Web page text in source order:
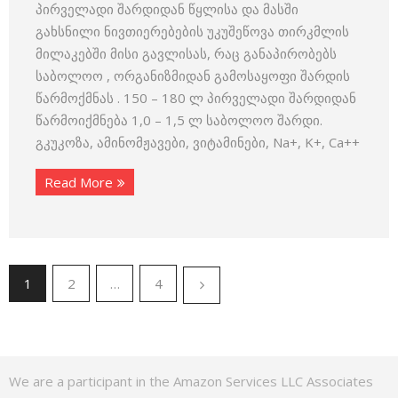
პირველადი შარდიდან წყლისა და მასში
გახსნილი ნივთიერებების უკუშეწოვა თირკმლის
მილაკებში მისი გავლისას, რაც განაპირობებს
საბოლოო , ორგანიზმიდან გამოსაყოფი შარდის
წარმოქმნას . 150 – 180 ლ პირველადი შარდიდან
წარმოიქმნება 1,0 – 1,5 ლ საბოლოო შარდი.
გკუკოზა, ამინომჟავები, ვიტამინები, Na+, K+, Ca++
Read More
1 2 … 4
We are a participant in the Amazon Services LLC Associates